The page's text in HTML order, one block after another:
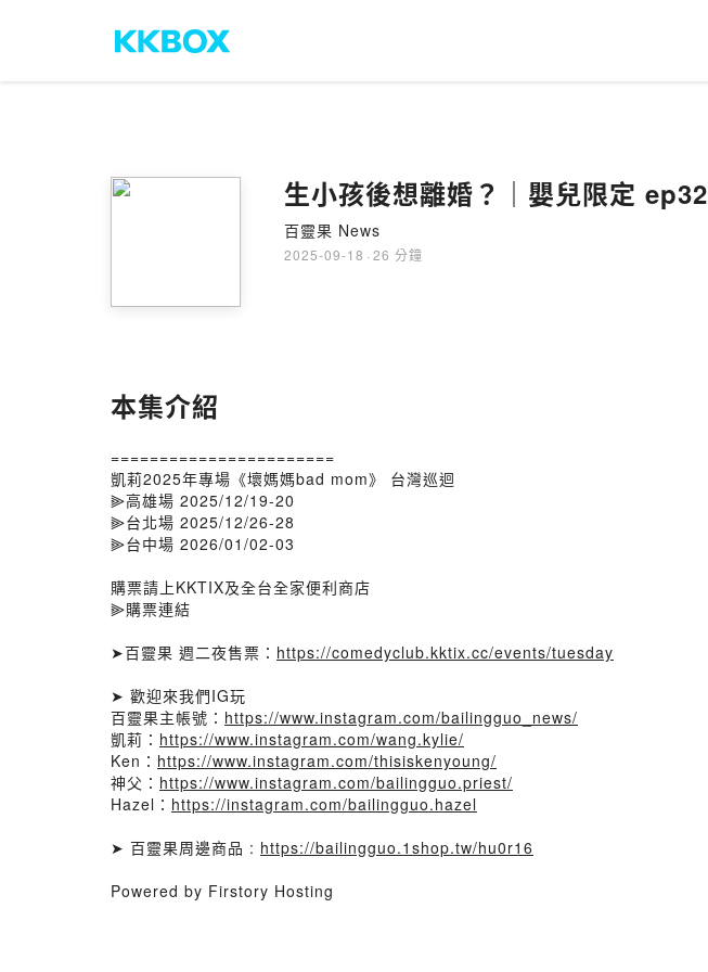
生小孩後想離婚？｜嬰兒限定 ep32
百靈果 News
2025-09-18 · 26 分鐘
本集介紹
=======================
凱莉2025年專場《壞媽媽bad mom》 台灣巡迴
⫸高雄場 2025/12/19-20
⫸台北場 2025/12/26-28
⫸台中場 2026/01/02-03
購票請上KKTIX及全台全家便利商店
⫸購票連結
➤百靈果 週二夜售票： https://comedyclub.kktix.cc/events/tuesday
➤ 歡迎來我們IG玩
百靈果主帳號： https://www.instagram.com/bailingguo_news/
凱莉： https://www.instagram.com/wang.kylie/
Ken： https://www.instagram.com/thisiskenyoung/
神父： https://www.instagram.com/bailingguo.priest/
Hazel： https://instagram.com/bailingguo.hazel
➤ 百靈果周邊商品 : https://bailingguo.1shop.tw/hu0r16
Powered by Firstory Hosting